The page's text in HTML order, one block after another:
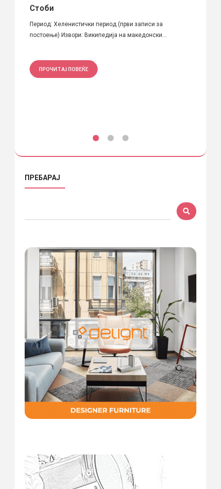
Стоби
Период: Хеленистички период (први записи за
постоење) Извори: Википедија на македонски...
ПРОЧИТАЈ ПОВЕЌЕ
ПРЕБАРАЈ